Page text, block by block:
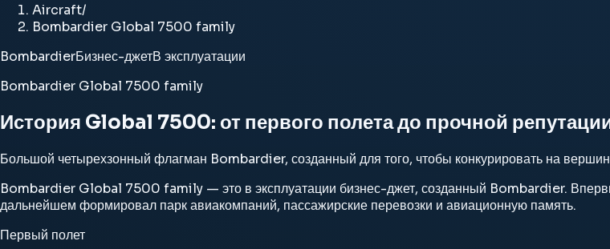
Aircraft/
Bombardier Global 7500 family
BombardierБизнес-джетВ эксплуатации
Bombardier Global 7500 family
История Global 7500: от первого полета до прочной
Большой четырехзонный флагман Bombardier, созданный для того, чтобы конкурировать на
Bombardier Global 7500 family — это в эксплуатации бизнес-джет, созданный Bombardier.
дальнейшем формировал парк авиакомпаний, пассажирские перевозки и авиационную память.
Первый полет